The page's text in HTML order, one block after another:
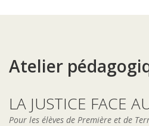
Atelier
LA JUSTICE FACE
Pour les élèves de Première et de